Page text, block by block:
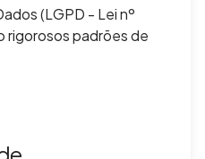
(LGPD - Lei nº
rigorosos padrões de